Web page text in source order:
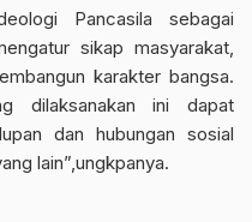
Pancasila sebagai
sikap masyarakat,
karakter bangsa.
dilaksanakan ini dapat
dan hubungan sosial
lain”,ungkpanya.